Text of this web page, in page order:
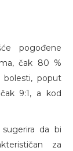
pogođene
čak 80 %
poput
9:1, a kod
sugerira da bi
za